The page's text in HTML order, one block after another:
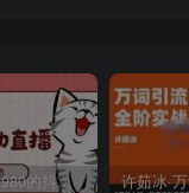
外面收费1980的抖音萌宠宠直播项目，可虚拟人直播，抖音报白，实时互动直播【软件+详细教程】